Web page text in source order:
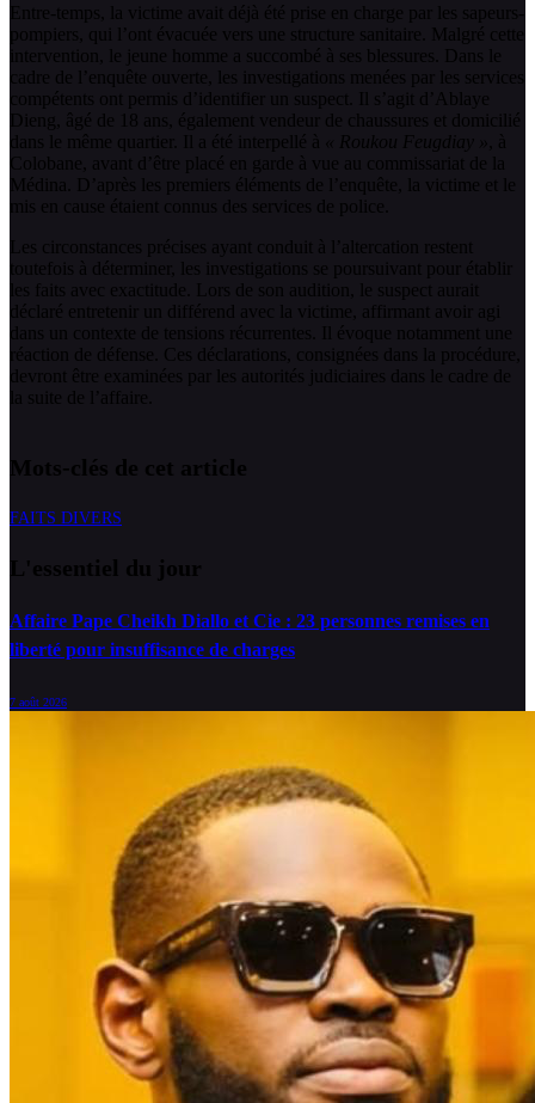
Entre-temps, la victime avait déjà été prise en charge par les sapeurs-
pompiers, qui l’ont évacuée vers une structure sanitaire. Malgré cette
intervention, le jeune homme a succombé à ses blessures. Dans le
cadre de l’enquête ouverte, les investigations menées par les services
compétents ont permis d’identifier un suspect. Il s’agit d’Ablaye
Dieng, âgé de 18 ans, également vendeur de chaussures et domicilié
dans le même quartier. Il a été interpellé à « Roukou Feugdiay » , à
Colobane, avant d’être placé en garde à vue au commissariat de la
Médina. D’après les premiers éléments de l’enquête, la victime et le
mis en cause étaient connus des services de police.
Les circonstances précises ayant conduit à l’altercation restent
toutefois à déterminer, les investigations se poursuivant pour établir
les faits avec exactitude. Lors de son audition, le suspect aurait
déclaré entretenir un différend avec la victime, affirmant avoir agi
dans un contexte de tensions récurrentes. Il évoque notamment une
réaction de défense. Ces déclarations, consignées dans la procédure,
devront être examinées par les autorités judiciaires dans le cadre de
la suite de l’affaire.
Mots-clés de cet article
FAITS DIVERS
L'essentiel du jour
Affaire Pape Cheikh Diallo et Cie : 23 personnes remises en
liberté pour insuffisance de charges
7 août 2026